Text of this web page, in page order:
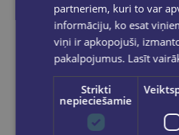
product.Svars:
ISBN kods:
Šīs preces nav noliktavā
Atstājiet savu e-pastu un Jūs
partneriem, kuri to var
informāciju, ko esat
viņi ir apkopojuši,
pakalpojumus. Lasīt
Strikti
nepieciešamie